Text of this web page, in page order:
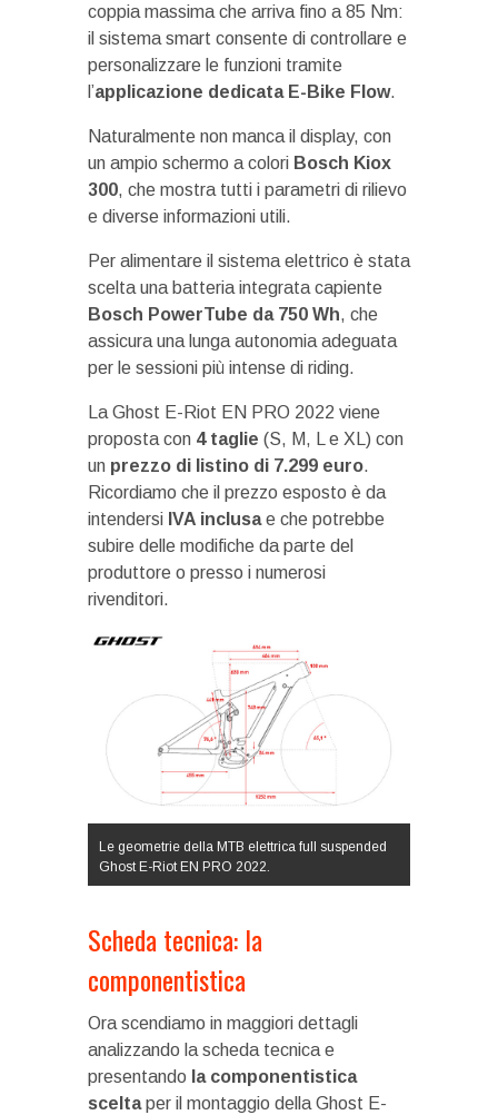
coppia massima che arriva fino a 85 Nm:
il sistema smart consente di controllare e
personalizzare le funzioni tramite
l’applicazione dedicata E-Bike Flow.
Naturalmente non manca il display, con
un ampio schermo a colori Bosch Kiox
300, che mostra tutti i parametri di rilievo
e diverse informazioni utili.
Per alimentare il sistema elettrico è stata
scelta una batteria integrata capiente
Bosch PowerTube da 750 Wh, che
assicura una lunga autonomia adeguata
per le sessioni più intense di riding.
La Ghost E-Riot EN PRO 2022 viene
proposta con 4 taglie (S, M, L e XL) con
un prezzo di listino di 7.299 euro.
Ricordiamo che il prezzo esposto è da
intendersi IVA inclusae che potrebbe
subire delle modifiche da parte del
produttore o presso i numerosi
rivenditori.
Le geometrie della MTB elettrica full suspended
Ghost E-Riot EN PRO 2022.
Scheda tecnica: la
componentistica
Ora scendiamo in maggiori dettagli
analizzando la scheda tecnica e
presentando la componentistica
sceltaper il montaggio della Ghost E-